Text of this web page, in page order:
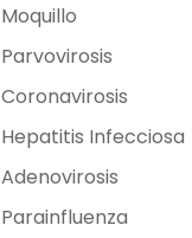
Moquillo
Parvovirosis
Coronavirosis
Hepatitis Infecciosa
Adenovirosis
Parainfluenza